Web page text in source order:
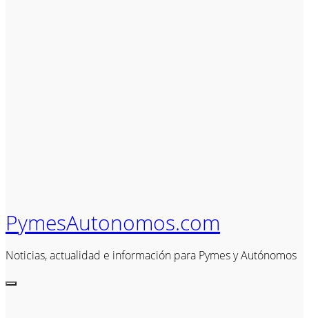
PymesAutonomos.com
Noticias, actualidad e información para Pymes y Autónomos